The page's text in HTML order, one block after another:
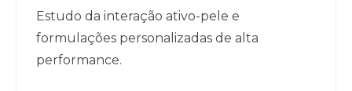
Estudo da interação ativo-pele e
formulações personalizadas de alta
performance.